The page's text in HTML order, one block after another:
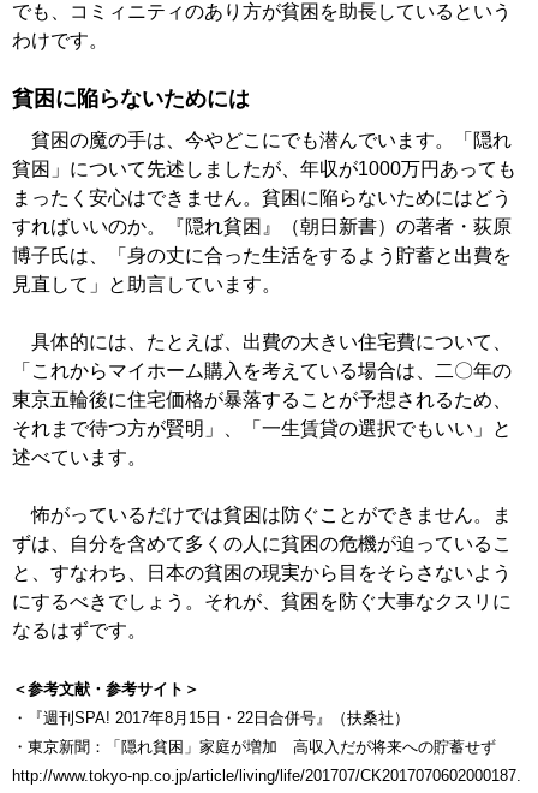
でも、コミィニティのあり方が貧困を助長しているという
わけです。
貧困に陥らないためには
貧困の魔の手は、今やどこにでも潜んでいます。「隠れ
貧困」について先述しましたが、年収が1000万円あっても
まったく安心はできません。貧困に陥らないためにはどう
すればいいのか。『隠れ貧困』（朝日新書）の著者・荻原
博子氏は、「身の丈に合った生活をするよう貯蓄と出費を
見直して」と助言しています。
具体的には、たとえば、出費の大きい住宅費について、
「これからマイホーム購入を考えている場合は、二〇年の
東京五輪後に住宅価格が暴落することが予想されるため、
それまで待つ方が賢明」、「一生賃貸の選択でもいい」と
述べています。
怖がっているだけでは貧困は防ぐことができません。ま
ずは、自分を含めて多くの人に貧困の危機が迫っているこ
と、すなわち、日本の貧困の現実から目をそらさないよう
にするべきでしょう。それが、貧困を防ぐ大事なクスリに
なるはずです。
＜参考文献・参考サイト＞
・『週刊SPA! 2017年8月15日・22日合併号』（扶桑社）
・東京新聞：「隠れ貧困」家庭が増加 高収入だが将来への貯蓄せず
http://www.tokyo-np.co.jp/article/living/life/201707/CK2017070602000187.